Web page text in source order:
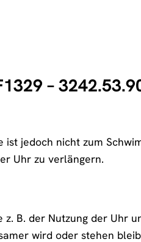
–
ist jedoch nicht zum
Uhr zu verlängern.
B. der Nutzung der Uhr
wird oder stehen